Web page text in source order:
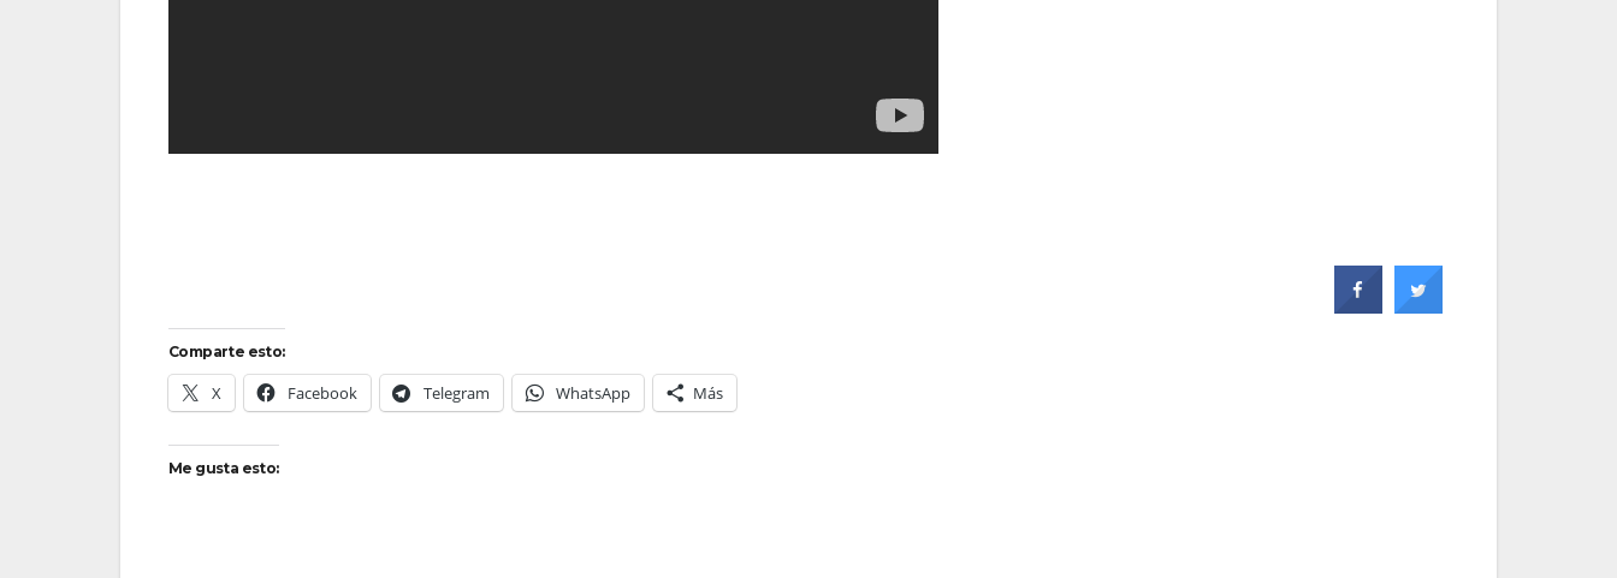
Comparte esto:
X Facebook Telegram WhatsApp Más
Me gusta esto: